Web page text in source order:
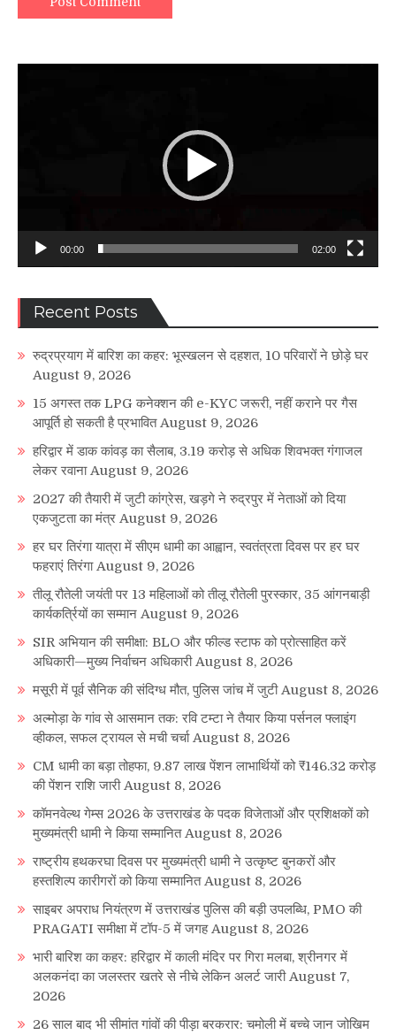
00:00 02:00
Recent Posts
रुद्रप्रयाग में बारिश का कहर: भूस्खलन से दहशत, 10 परिवारों ने छोड़े घर
August 9, 2026
15 अगस्त तक LPG कनेक्शन की e-KYC जरूरी, नहीं कराने पर गैस
आपूर्ति हो सकती है प्रभावित August 9, 2026
हरिद्वार में डाक कांवड़ का सैलाब, 3.19 करोड़ से अधिक शिवभक्त गंगाजल
लेकर रवाना August 9, 2026
2027 की तैयारी में जुटी कांग्रेस, खड़गे ने रुद्रपुर में नेताओं को दिया
एकजुटता का मंत्र August 9, 2026
हर घर तिरंगा यात्रा में सीएम धामी का आह्वान, स्वतंत्रता दिवस पर हर घर
फहराएं तिरंगा August 9, 2026
तीलू रौतेली जयंती पर 13 महिलाओं को तीलू रौतेली पुरस्कार, 35 आंगनबाड़ी
कार्यकर्त्रियों का सम्मान August 9, 2026
SIR अभियान की समीक्षा: BLO और फील्ड स्टाफ को प्रोत्साहित करें
अधिकारी—मुख्य निर्वाचन अधिकारी August 8, 2026
मसूरी में पूर्व सैनिक की संदिग्ध मौत, पुलिस जांच में जुटी August 8, 2026
अल्मोड़ा के गांव से आसमान तक: रवि टम्टा ने तैयार किया पर्सनल फ्लाइंग
व्हीकल, सफल ट्रायल से मची चर्चा August 8, 2026
CM धामी का बड़ा तोहफा, 9.87 लाख पेंशन लाभार्थियों को ₹146.32 करोड़
की पेंशन राशि जारी August 8, 2026
कॉमनवेल्थ गेम्स 2026 के उत्तराखंड के पदक विजेताओं और प्रशिक्षकों को
मुख्यमंत्री धामी ने किया सम्मानित August 8, 2026
राष्ट्रीय हथकरघा दिवस पर मुख्यमंत्री धामी ने उत्कृष्ट बुनकरों और
हस्तशिल्प कारीगरों को किया सम्मानित August 8, 2026
साइबर अपराध नियंत्रण में उत्तराखंड पुलिस की बड़ी उपलब्धि, PMO की
PRAGATI समीक्षा में टॉप-5 में जगह August 8, 2026
भारी बारिश का कहर: हरिद्वार में काली मंदिर पर गिरा मलबा, श्रीनगर में
अलकनंदा का जलस्तर खतरे से नीचे लेकिन अलर्ट जारी August 7,
2026
26 साल बाद भी सीमांत गांवों की पीड़ा बरकरार: चमोली में बच्चे जान जोखिम